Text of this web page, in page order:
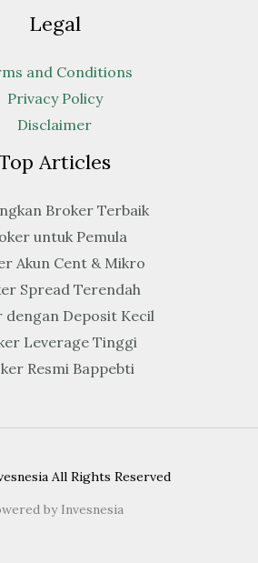
Legal
and Conditions
Privacy Policy
Disclaimer
Articles
Broker Terbaik
untuk Pemula
Akun Cent & Mikro
Spread Terendah
dengan Deposit Kecil
Leverage Tinggi
Resmi Bappebti
All Rights Reserved
by Invesnesia